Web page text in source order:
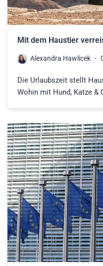
Mit dem Haustier
Alexandra Hawlicek
Die Urlaubszeit stellt
Wohin mit Hund, Katze &